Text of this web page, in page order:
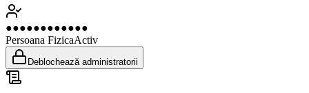
●●●●●●●●●●●●
Persoana FizicaActiv
Deblochează administratorii